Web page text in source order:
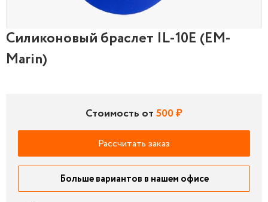
Силиконовый браслет IL-10E (EM-Marin)
Силиконовый браслет IL-10E (EM-
Marin)
Стоимость от500 ₽
Рассчитать заказ
Больше вариантов в нашем офисе